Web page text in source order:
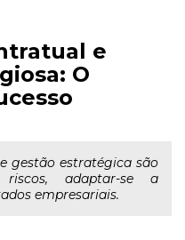
e
O
gestão estratégica são
adaptar-se a
empresariais.